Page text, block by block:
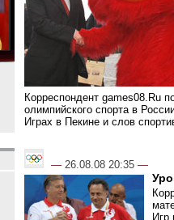
Корреспондент games08.Ru
олимпийского спорта в
Играх в Пекине и слов
— 26.08.08 20:35 —
Игр